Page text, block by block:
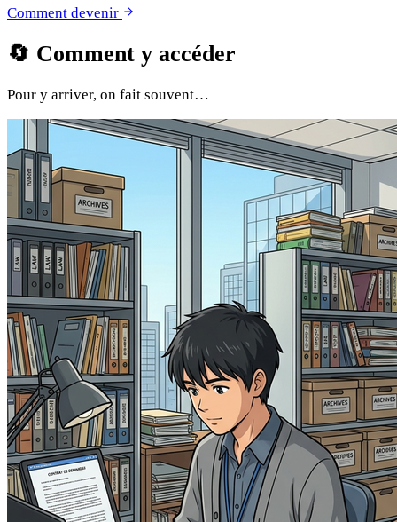
Comment devenir
🔄 Comment y accéder
Pour y arriver, on fait souvent…